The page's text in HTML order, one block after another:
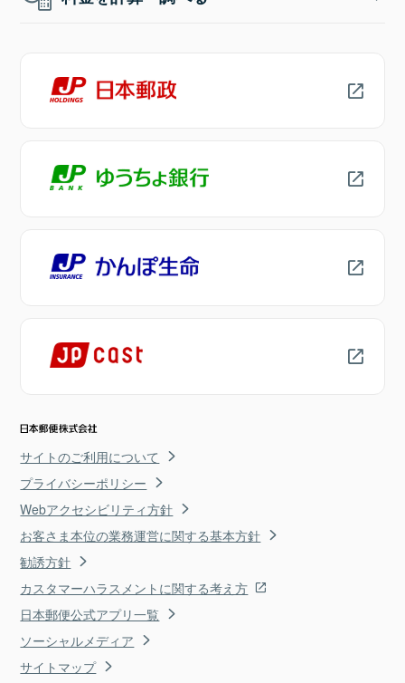
サイトのご利用について
プライバシーポリシー
Webアクセシビリティ方針
お客さま本位の業務運営に関する基本方針
勧誘方針
カスタマーハラスメントに関する考え方
日本郵便公式アプリ一覧
ソーシャルメディア
サイトマップ